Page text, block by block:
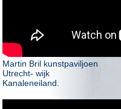
Martin Bril kunstpaviljoen
Utrecht- wijk
Kanaleneiland.